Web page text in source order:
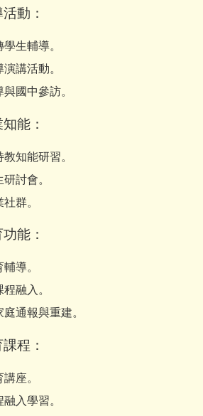
動：
生輔導。
講活動。
國中參訪。
能：
知能研習。
討會。
群。
能：
導。
融入。
通報與重建。
程：
座。
入學習。